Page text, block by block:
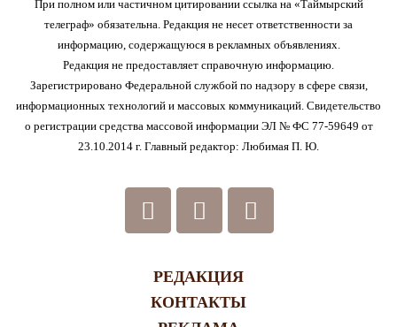
При полном или частичном цитировании ссылка на «Таймырский
телеграф» обязательна. Редакция не несет ответственности за
информацию, содержащуюся в рекламных объявлениях.
Редакция не предоставляет справочную информацию.
Зарегистрировано Федеральной службой по надзору в сфере связи,
информационных технологий и массовых коммуникаций. Свидетельство
о регистрации средства массовой информации ЭЛ № ФС 77-59649 от
23.10.2014 г. Главный редактор: Любимая П. Ю.
РЕДАКЦИЯ
КОНТАКТЫ